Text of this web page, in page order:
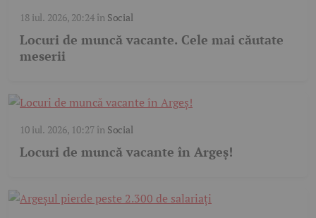
18 iul. 2026, 20:24în Social
Locuri de muncă vacante. Cele mai căutate
meserii
10 iul. 2026, 10:27în Social
Locuri de muncă vacante în Argeș!